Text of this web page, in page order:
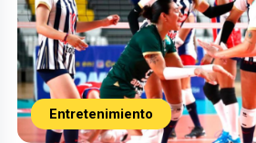
Entretenimiento